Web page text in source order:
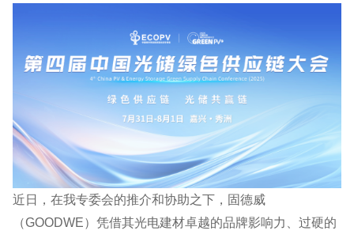
近日，在我专委会的推介和协助之下，固德威
（GOODWE）凭借其光电建材卓越的品牌影响力、过硬的